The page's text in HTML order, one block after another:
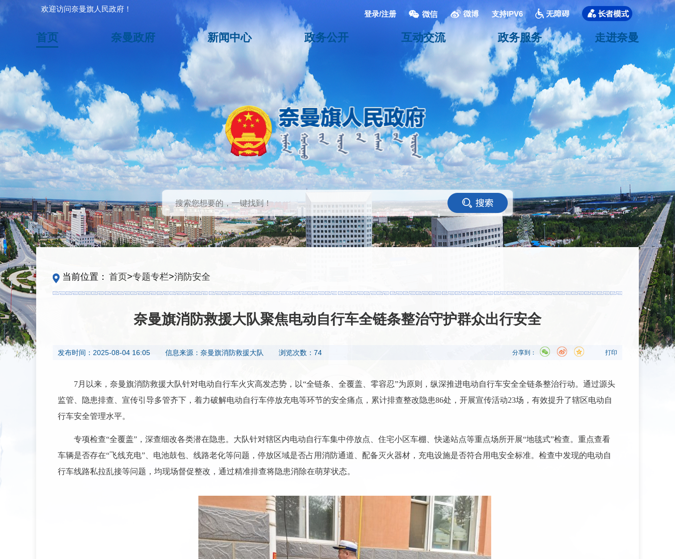
欢迎访问奈曼旗人民政府！
登录/注册 支持IPV6
首页 奈曼政府 新闻中心 政务公开 互动交流 政务服务 走进奈曼
当前位置： 首页>专题专栏>消防安全
奈曼旗消防救援大队聚焦电动自行车全链条整治守护群众出行安全
发布时间： 2025-08-04 16:05 信息来源： 奈曼旗消防救援大队 浏览次数：74 打印
分享到：
7月以来， 奈曼旗消防救援大队针对电动自行车火灾高发态势，以“全链条、全覆盖、零容忍”为原则，纵深推进电动自行车安全全链条整治行动。通过源头
监管、隐患排查、宣传引导多管齐下，着力破解电动自行车停放充电等环节的安全痛点，累计排查整改隐患86处，开展宣传活动23场，有效提升了辖区电动自
行车安全管理水平。
专项检查“全覆盖”，深查细改各类潜在隐患。大队针对辖区内电动自行车集中停放点、住宅小区车棚、快递站点等重点场所开展“地毯式”检查。重点查看
车辆是否存在“飞线充电”、电池鼓包、线路老化等问题，停放区域是否占用消防通道、配备灭火器材，充电设施是否符合用电安全标准。检查中发现的电动自
行车线路私拉乱接等问题，均现场督促整改，通过精准排查将隐患消除在萌芽状态。